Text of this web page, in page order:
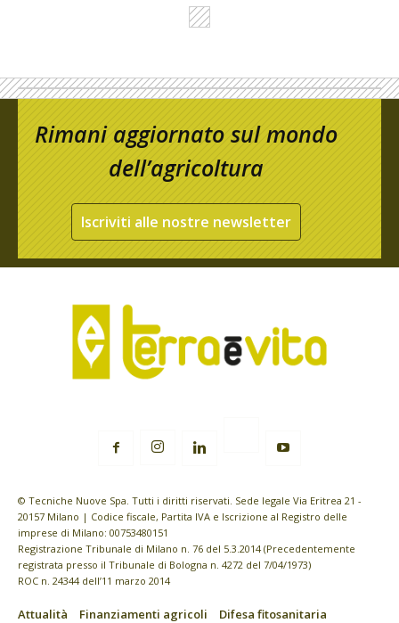
Rimani aggiornato sul mondo
dell’agricoltura
Iscriviti alle nostre newsletter
© Tecniche Nuove Spa. Tutti i diritti riservati. Sede legale Via Eritrea 21 -
20157 Milano | Codice fiscale, Partita IVA e Iscrizione al Registro delle
imprese di Milano: 00753480151
Registrazione Tribunale di Milano n. 76 del 5.3.2014 (Precedentemente
registrata presso il Tribunale di Bologna n. 4272 del 7/04/1973)
ROC n. 24344 dell’11 marzo 2014
Attualità Finanziamenti agricoli
Difesa fitosanitaria